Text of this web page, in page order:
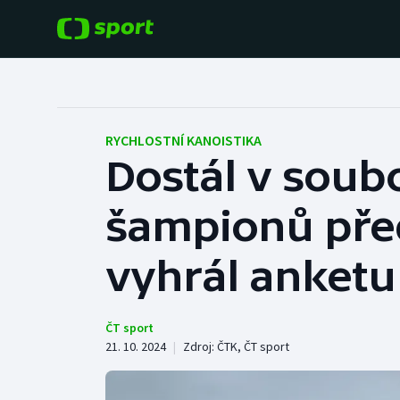
Hokej
Tenis
Cyklistika
Baseball a softbal
Basketbal
Biatlon
RYCHLOSTNÍ KANOISTIKA
Dostál v
šampionů
vyhrál
ČT sport
21. 10. 2024 | Zdroj: ČTK, ČT sport